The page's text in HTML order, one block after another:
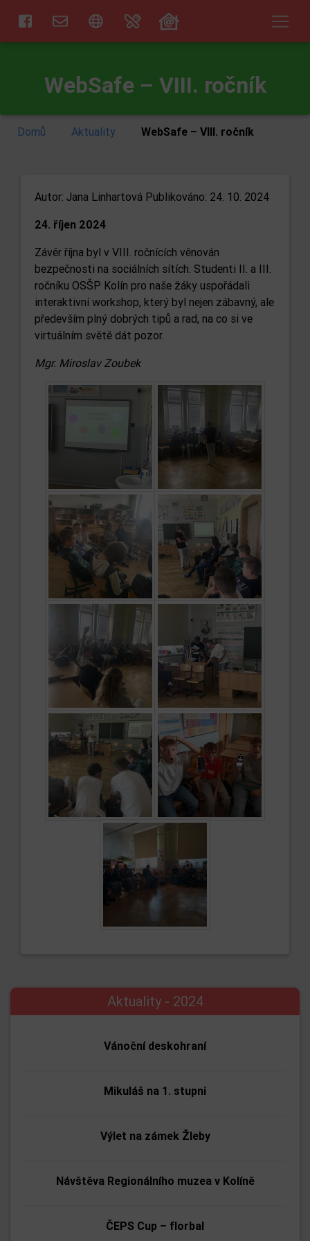
WebSafe – VIII. ročník
Domů Aktuality WebSafe – VIII. ročník
Autor: Jana Linhartová Publikováno: 24. 10. 2024
24. říjen 2024
Závěr října byl v VIII. ročnících věnován
bezpečnosti na sociálních sítích. Studenti II. a III.
ročníku OSŠP Kolín pro naše žáky uspořádali
interaktivní workshop, který byl nejen zábavný, ale
především plný dobrých tipů a rad, na co si ve
virtuálním světě dát pozor.
Mgr. Miroslav Zoubek
Aktuality - 2024
Vánoční deskohraní
Mikuláš na 1. stupni
Výlet na zámek Žleby
Návštěva Regionálního muzea v Kolíně
ČEPS Cup – florbal